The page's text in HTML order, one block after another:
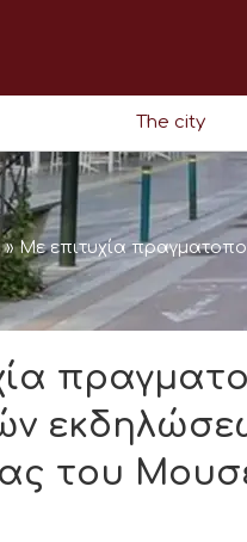
The city
»Με επιτυχία
του